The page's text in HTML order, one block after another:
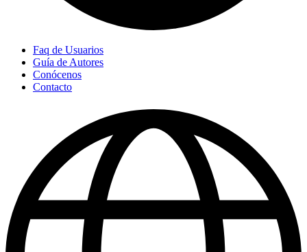
Faq de Usuarios
Guía de Autores
Conócenos
Contacto